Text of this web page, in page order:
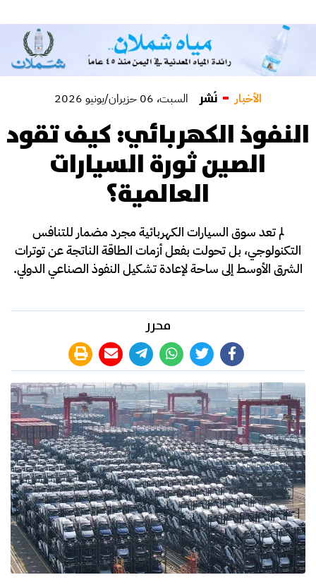
الأخبار نُشر السبت، 06 حزيران/يونيو 2026
النفوذ الكهربائي: كيف تقود
الصين ثورة السيارات
العالمية؟
لم تعد سوق السيارات الكهربائية مجرد مضمار للتنافس
التكنولوجي، بل تحولت بفعل أزمات الطاقة الناتجة عن توترات
الشرق الأوسط إلى ساحة لإعادة تشكيل النفوذ الصناعي الدولي.
محرر